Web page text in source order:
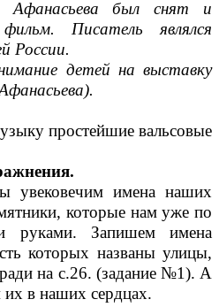
Афанасьева был снят и
Писатель являлся
России.
детей на выставку
простейшие вальсовые
увековечим имена наших
которые нам уже по
руками. Запишем имена
которых названы улицы,
на с.26. (задание №1). А
их в наших сердцах.